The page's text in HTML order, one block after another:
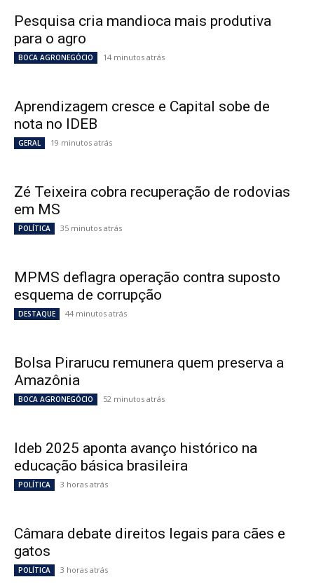
Pesquisa cria mandioca mais produtiva
para o agro
BOCA AGRONEGÓCIO 14 minutos atrás
Aprendizagem cresce e Capital sobe de
nota no IDEB
GERAL 19 minutos atrás
Zé Teixeira cobra recuperação de rodovias
em MS
POLÍTICA 35 minutos atrás
MPMS deflagra operação contra suposto
esquema de corrupção
DESTAQUE 44 minutos atrás
Bolsa Pirarucu remunera quem preserva a
Amazônia
BOCA AGRONEGÓCIO 52 minutos atrás
Ideb 2025 aponta avanço histórico na
educação básica brasileira
POLÍTICA 3 horas atrás
Câmara debate direitos legais para cães e
gatos
POLÍTICA 3 horas atrás